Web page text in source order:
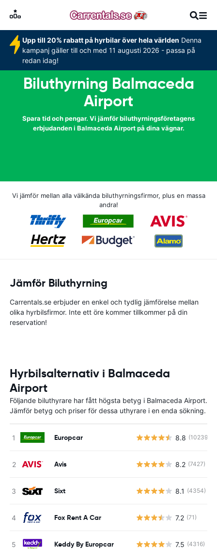
Upp till 20% rabatt på hyrbilar över hela världen Denna
kampanj gäller till och med 11 augusti 2026 - passa på
redan idag!
Biluthyrning Balmaceda
Airport
Spara tid och pengar. Vi jämför biluthyrningsföretagens
erbjudanden i Balmaceda Airport på dina vägnar.
Vi jämför mellan alla välkända biluthyrningsfirmor, plus en massa
andra!
Jämför Biluthyrning
Carrentals.se erbjuder en enkel och tydlig jämförelse mellan
olika hyrbilsfirmor. Inte ett öre kommer tillkommer på din
reservation!
Hyrbilsalternativ i Balmaceda
Airport
Följande biluthyrare har fått högsta betyg i Balmaceda Airport.
Jämför betyg och priser för dessa uthyrare i en enda sökning.
Europcar 8.8 (10239)
Avis 8.2 (7427)
Sixt 8.1 (4354)
Fox Rent A Car 7.2 (71)
Keddy By Europcar 7.5 (4316)